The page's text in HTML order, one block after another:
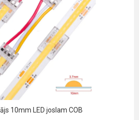
10mm LED joslam COB